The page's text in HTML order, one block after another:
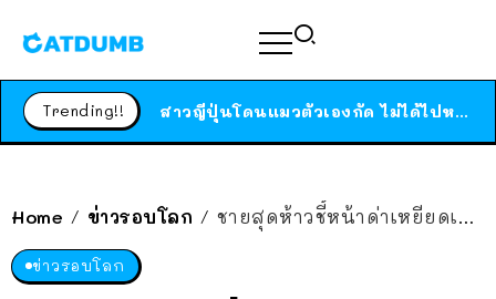
Trending!! สาวญี่ปุ่นโดนแมวตัวเองกัด ไม่ได้ไปหาหมอตั้งแต่เนิ่นๆ สุดท้ายขาบวม กลายเป็นโรคเนื้อเน่า เตือนทาสแมวทั้งหลายให้ระวัง
Home / ข่าวรอบโลก / ชายสุดห้าวชี้หน้าด่าเหยียดเป็นชุด มั่นใจไม่โดนจับแน่นอน โดนตำรวจรวบด้วยข้อหาเหยียด
ข่าวรอบโลก